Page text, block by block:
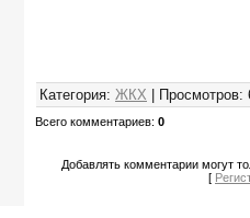
Категория: ЖКХ Просмотров:
Всего комментариев: 0
Добавлять комментарии могут
[